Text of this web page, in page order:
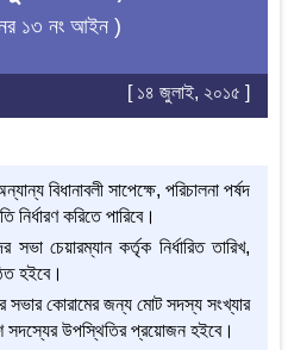
১৩ নং আইন )
[ ১৪ জুলাই, ২০১৫ ]
বিধানাবলী সাপেক্ষে, পরিচালনা পর্ষদ
নির্ধারণ করিতে পারিবে।
সভা চেয়ারম্যান কর্তৃক নির্ধারিত তারিখ,
হইবে।
সভার কোরামের জন্য মোট সদস্য সংখ্যার
উপস্থিতির প্রয়োজন হইবে।